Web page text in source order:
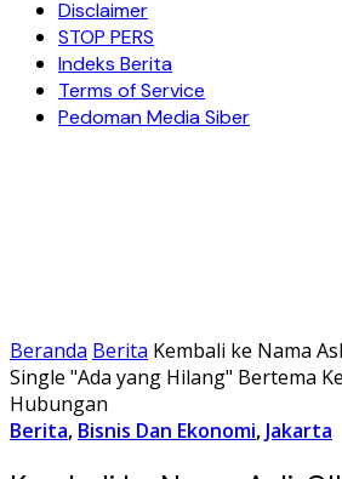
Disclaimer
STOP PERS
Indeks Berita
Terms of Service
Pedoman Media Siber
Beranda Berita Kembali ke Nama
Single "Ada yang Hilang" Bertema
Hubungan
Berita, Bisnis Dan Ekonomi, Jakarta